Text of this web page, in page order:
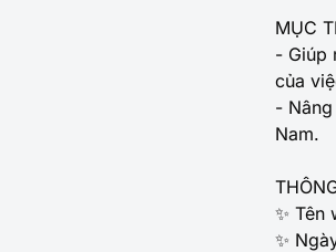
MỤC
- Giúp
của
-
Nam.
✨ Tên
✨